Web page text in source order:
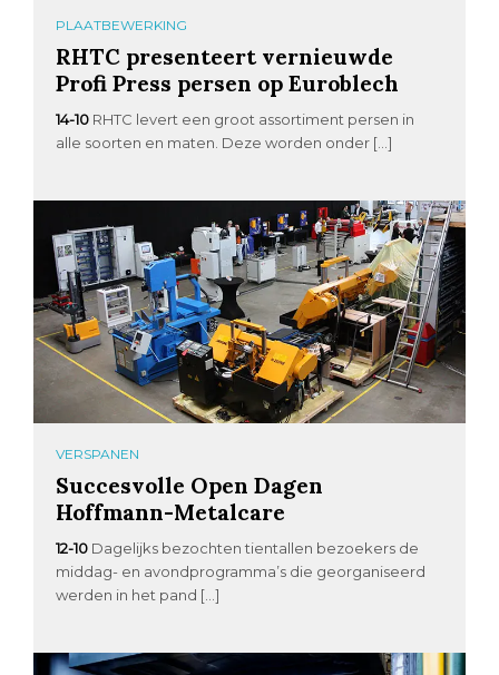
PLAATBEWERKING
RHTC presenteert vernieuwde
Profi Press persen op Euroblech
14-10 RHTC levert een groot assortiment persen in
alle soorten en maten. Deze worden onder […]
VERSPANEN
Succesvolle Open Dagen
Hoffmann-Metalcare
12-10 Dagelijks bezochten tientallen bezoekers de
middag- en avondprogramma’s die georganiseerd
werden in het pand […]